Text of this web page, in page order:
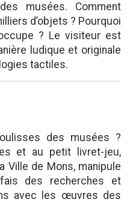
musées. Comment
d’objets ? Pourquoi
? Le visiteur est
ludique et originale
tactiles.
des musées ?
et au petit livret-jeu,
Ville de Mons, manipule
des recherches et
avec les œuvres des